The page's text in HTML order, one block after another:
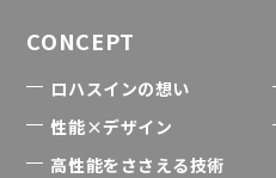
CONCEPT
ロハスインの想い
性能×デザイン
高性能をささえる技術